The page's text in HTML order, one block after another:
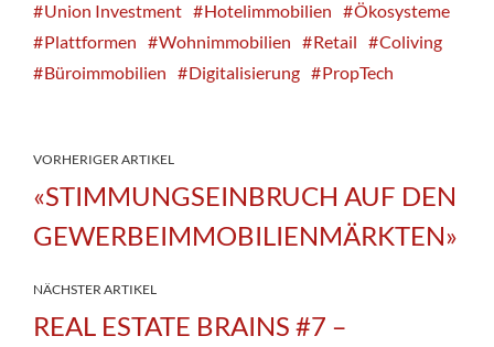
Union Investment
Hotelimmobilien
Ökosysteme
Plattformen
Wohnimmobilien Retail
Coliving
Büroimmobilien
Digitalisierung PropTech
VORHERIGER ARTIKEL
«STIMMUNGSEINBRUCH AUF DEN
GEWERBEIMMOBILIENMÄRKTEN»
NÄCHSTER ARTIKEL
REAL ESTATE BRAINS #7 –